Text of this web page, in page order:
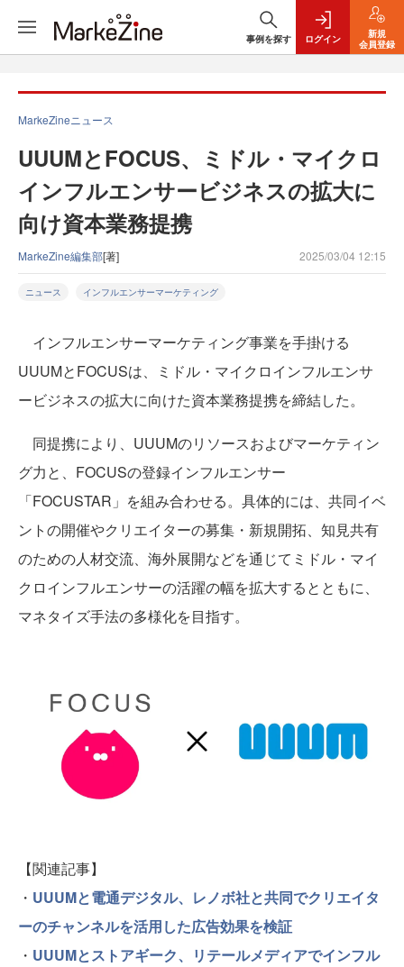
事例を探す ログイン
新規
会員登録
MarkeZineニュース
UUUMとFOCUS、ミドル・マイクロ
インフルエンサービジネスの拡大に
向け資本業務提携
MarkeZine編集部[著] 2025/03/04 12:15
ニュース インフルエンサーマーケティング
インフルエンサーマーケティング事業を手掛ける
UUUMとFOCUSは、ミドル・マイクロインフルエンサ
ービジネスの拡大に向けた資本業務提携を締結した。
同提携により、UUUMのリソースおよびマーケティン
グ力と、FOCUSの登録インフルエンサー
「FOCUSTAR」を組み合わせる。具体的には、共同イベ
ントの開催やクリエイターの募集・新規開拓、知見共有
のための人材交流、海外展開などを通じてミドル・マイ
クロインフルエンサーの活躍の幅を拡大するとともに、
マネタイズ手法の多様化を目指す。
【関連記事】
・ UUUMと電通デジタル、レノボ社と共同でクリエイタ
ーのチャンネルを活用した広告効果を検証
・ UUUMとストアギーク、リテールメディアでインフル